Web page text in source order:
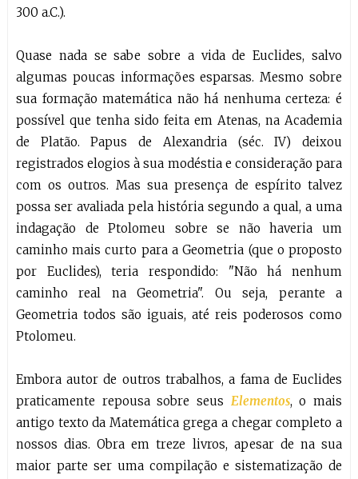
300 a.C.).
Quase nada se sabe sobre a vida de Euclides, salvo
algumas poucas informações esparsas. Mesmo sobre
sua formação matemática não há nenhuma certeza: é
possível que tenha sido feita em Atenas, na Academia
de Platão. Papus de Alexandria (séc. IV) deixou
registrados elogios à sua modéstia e consideração para
com os outros. Mas sua presença de espírito talvez
possa ser avaliada pela história segundo a qual, a uma
indagação de Ptolomeu sobre se não haveria um
caminho mais curto para a Geometria (que o proposto
por Euclides), teria respondido: "Não há nenhum
caminho real na Geometria". Ou seja, perante a
Geometria todos são iguais, até reis poderosos como
Ptolomeu.
Embora autor de outros trabalhos, a fama de Euclides
praticamente repousa sobre seus Elementos, o mais
antigo texto da Matemática grega a chegar completo a
nossos dias. Obra em treze livros, apesar de na sua
maior parte ser uma compilação e sistematização de